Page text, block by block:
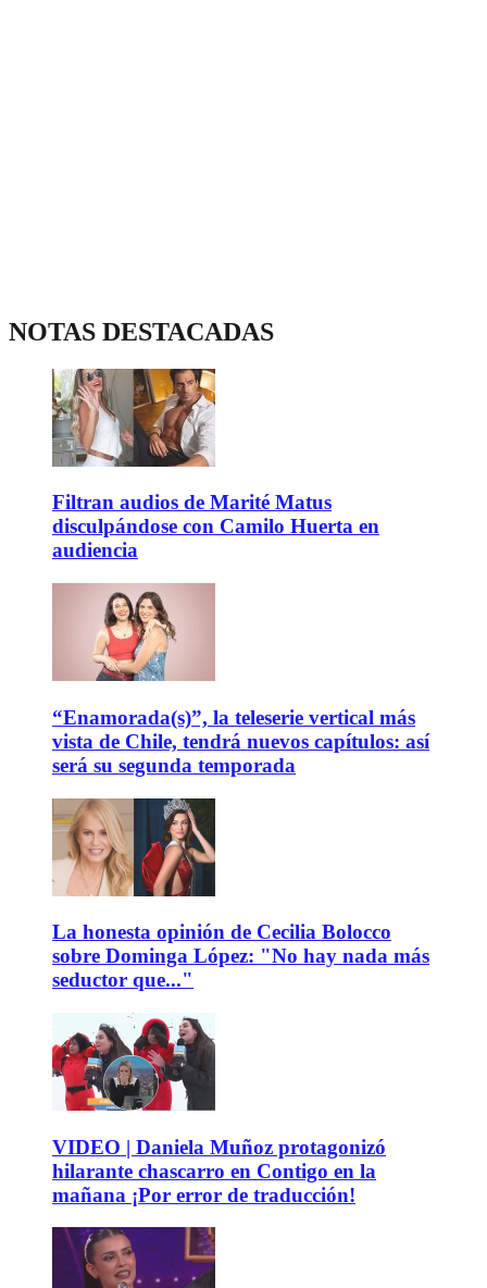
NOTAS DESTACADAS
Filtran audios de Marité Matus
disculpándose con Camilo Huerta en
audiencia
“Enamorada(s)”, la teleserie vertical más
vista de Chile, tendrá nuevos capítulos: así
será su segunda temporada
La honesta opinión de Cecilia Bolocco
sobre Dominga López: "No hay nada más
seductor que..."
VIDEO | Daniela Muñoz protagonizó
hilarante chascarro en Contigo en la
mañana ¡Por error de traducción!